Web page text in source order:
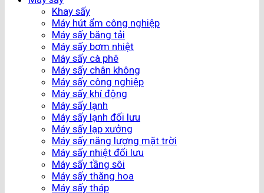
Khay sấy
Máy hút ẩm công nghiệp
Máy sấy băng tải
Máy sấy bơm nhiệt
Máy sấy cà phê
Máy sấy chân không
Máy sấy công nghiệp
Máy sấy khí động
Máy sấy lạnh
Máy sấy lạnh đối lưu
Máy sấy lạp xưởng
Máy sấy năng lượng mặt trời
Máy sấy nhiệt đối lưu
Máy sấy tầng sôi
Máy sấy thăng hoa
Máy sấy tháp